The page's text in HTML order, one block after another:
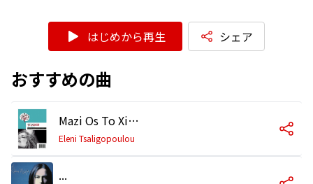
はじめから再生 シェア
おすすめの曲
Mazi Os To Ximeroma with Yiannis Kotsiras
Eleni Tsaligopoulou
...